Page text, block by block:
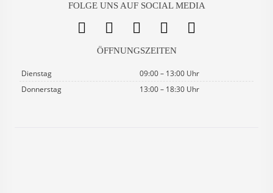
FOLGE UNS AUF SOCIAL MEDIA
ÖFFNUNGSZEITEN
Dienstag
09:00 – 13:00 Uhr
Donnerstag
13:00 – 18:30 Uhr